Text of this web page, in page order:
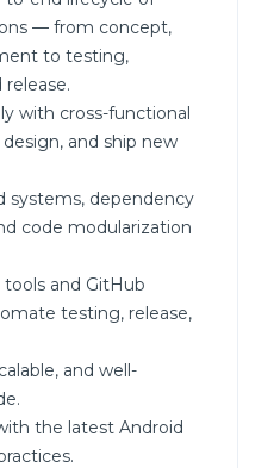
— from concept,
to testing,
with cross-functional
and ship new
systems, dependency
code modularization
and GitHub
testing, release,
and well-
the latest Android